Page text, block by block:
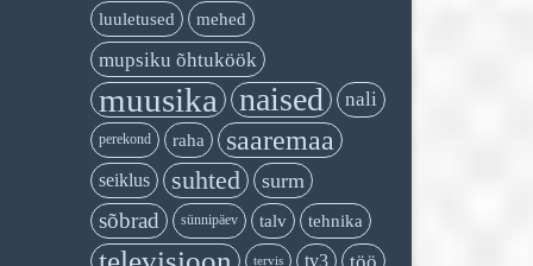
luuletused mehed
mupsiku õhtuköök
muusika naised nali
perekond raha saaremaa
seiklus suhted surm
sõbrad sünnipäev talv tehnika
tervis tv3 töö